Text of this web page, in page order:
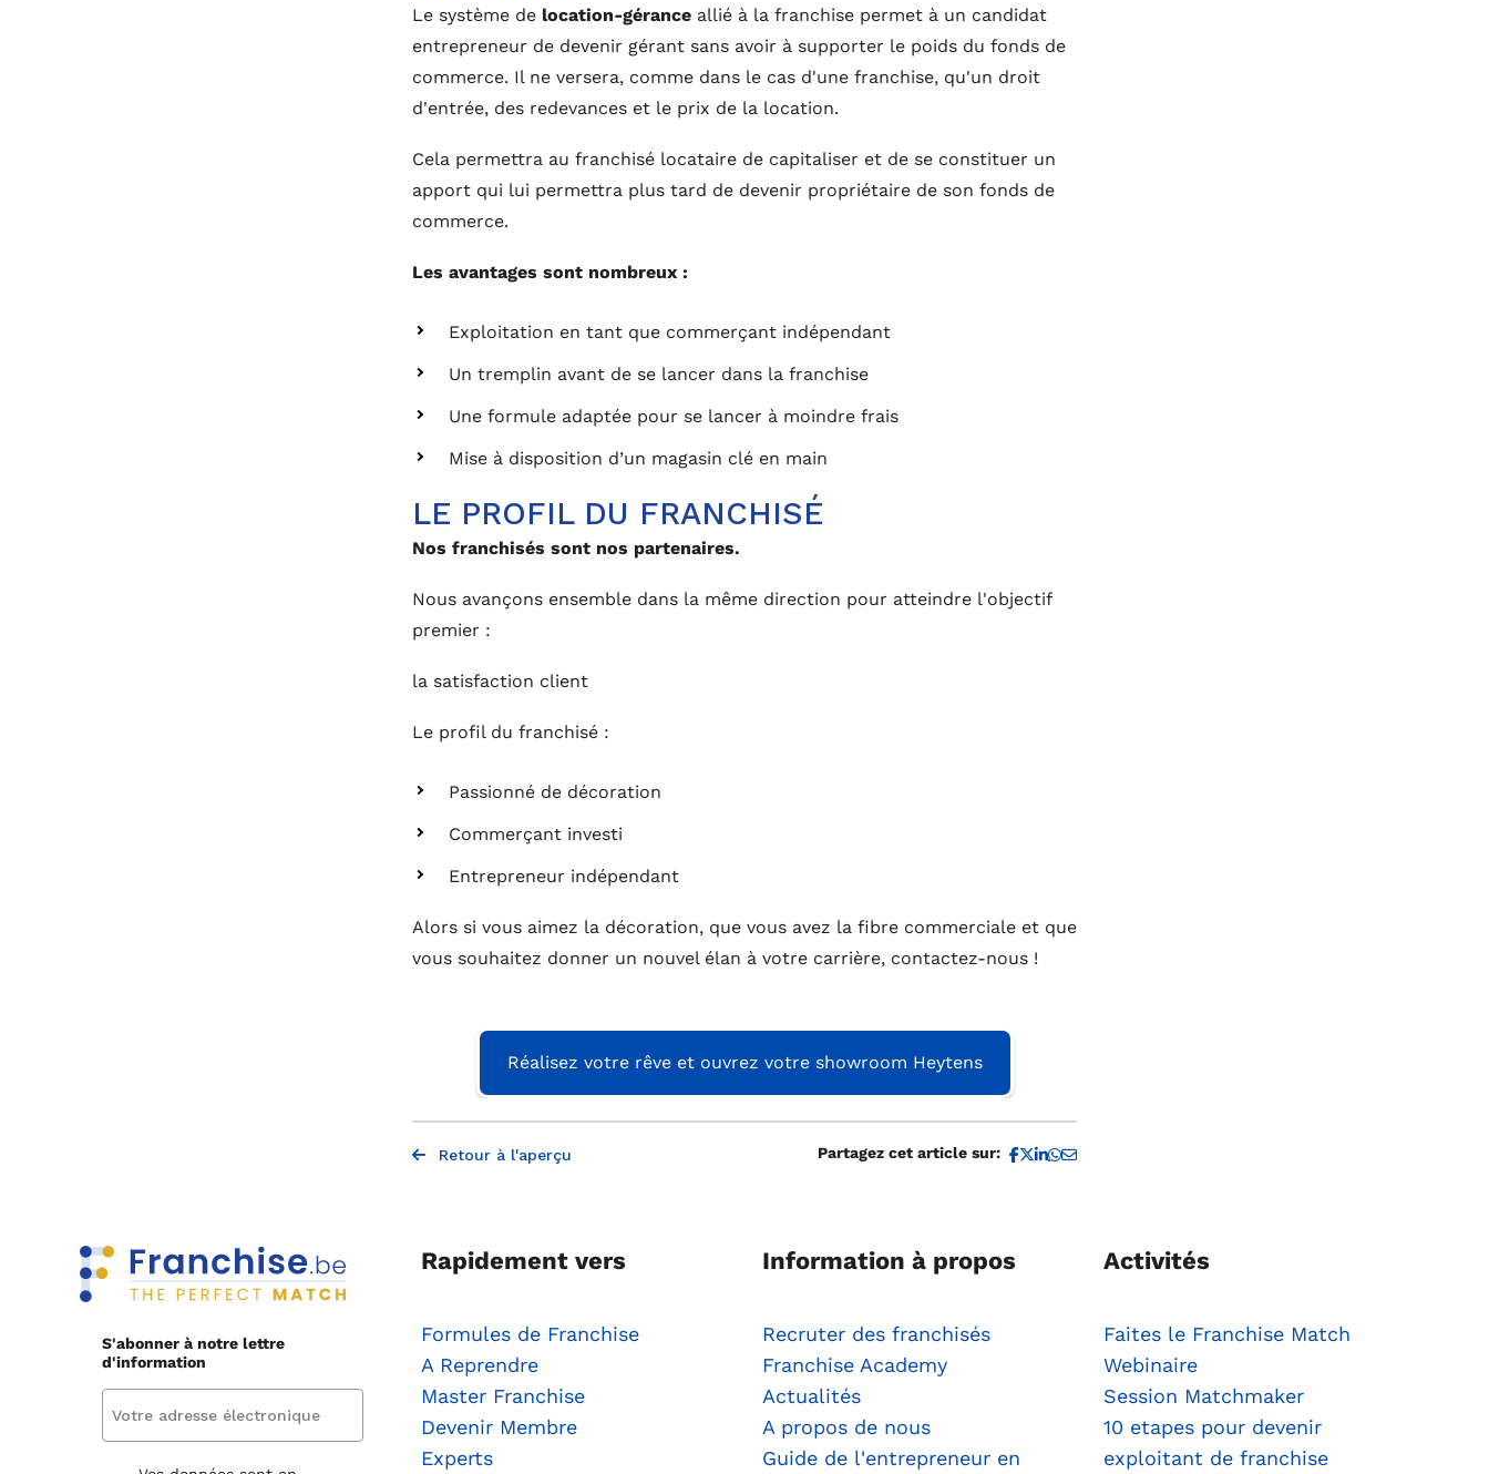
Le système de location-gérance allié à la franchise permet à un candidat
entrepreneur de devenir gérant sans avoir à supporter le poids du fonds de
commerce. Il ne versera, comme dans le cas d'une franchise, qu'un droit
d'entrée, des redevances et le prix de la location.
Cela permettra au franchisé locataire de capitaliser et de se constituer un
apport qui lui permettra plus tard de devenir propriétaire de son fonds de
commerce.
Les avantages sont nombreux :
Exploitation en tant que commerçant indépendant
Un tremplin avant de se lancer dans la franchise
Une formule adaptée pour se lancer à moindre frais
Mise à disposition d’un magasin clé en main
LE PROFIL DU FRANCHISÉ
Nos franchisés sont nos partenaires.
Nous avançons ensemble dans la même direction pour atteindre l'objectif
premier :
la satisfaction client
Le profil du franchisé :
Passionné de décoration
Commerçant investi
Entrepreneur indépendant
Alors si vous aimez la décoration, que vous avez la fibre commerciale et que
vous souhaitez donner un nouvel élan à votre carrière, contactez-nous !
Réalisez votre rêve et ouvrez votre showroom Heytens
Retour à l'aperçu Partagez cet article sur: Partagez sur Whatsapp
S'abonner à notre lettre
d'information
Rapidement vers
Formules de Franchise
A Reprendre
Master Franchise
Devenir Membre
Experts
Information à propos
Recruter des franchisés
Franchise Academy
Actualités
A propos de nous
Guide de l'entrepreneur en
Activités
Faites le Franchise Match
Webinaire
Session Matchmaker
10 etapes pour devenir
exploitant de franchise